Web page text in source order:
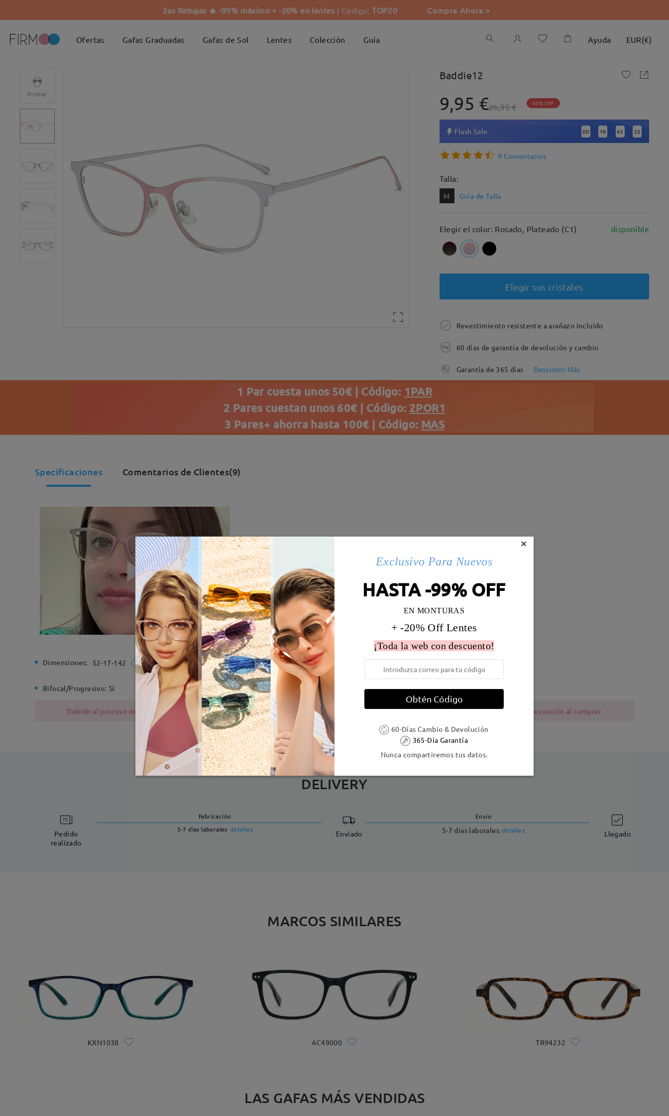
2as Rebajas 🔥 -99% máximo + -20% en lentes | Código:TOP20 Compra Ahora >
Ofertas Gafas Graduadas Gafas de Sol Lentes Colección Guía Ayuda EUR(€)
Probar
Baddie12
9,95 €26,95 € 63% OFF
Flash Sale 2D : 19 : 42 : 22
9 Comentarios
Talla:
M Guía de Talla
Elegir el color: Rosado, Plateado (C1) disponible
Elegir sus cristales
Revestimiento resistente a arañazo incluído
60 días de garantía de devolución y cambio
Garantía de 365 días Descubrir Más
1 Par cuesta unos 50€ | Código: 1PAR
2 Pares cuestan unos 60€ | Código: 2POR1
3 Pares+ ahorra hasta 100€ | Código: MAS
Specificaciones Comentarios de Clientes(9)
Dimensiones: 52-17-142 Ancho de la montura: 132 mm ( Medio) Diametro de lentes: 52 mm Peso:
Bifocal/Progresivo: Sí Bisagra de resorte: No Material de la montura: Metal
Debido al proceso de fabricación, las monturas metálicas contienen níquel. Los clientes con antecedentes de alergia al níquel deben tener precaución al comprar.
DELIVERY
Pedido
realizado
Fabricación
5-7 días laborales detalles Enviado
Envío
5-7 días laborales detalles Llegado
MARCOS SIMILARES
KXN1038 AC49000 TR94232
LAS GAFAS MÁS VENDIDAS
×
Exclusivo Para Nuevos
HASTA -99% OFF
EN MONTURAS
+ -20% Off Lentes
¡Toda la web con descuento!
Obtén Código
60-Días Cambio & Devolución
365-Día Garantía
Nunca compartiremos tus datos.